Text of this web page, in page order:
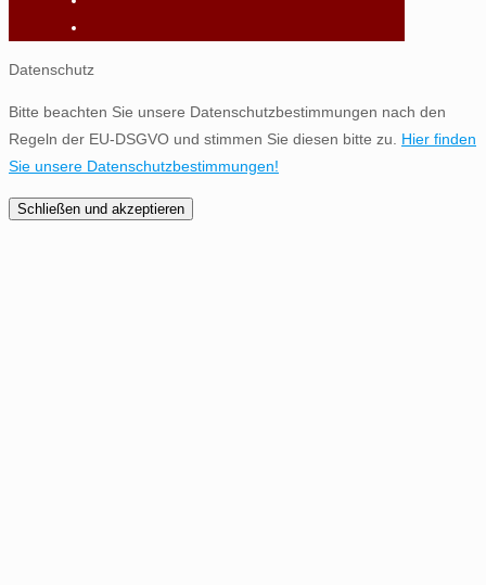
Datenschutz
Bitte beachten Sie unsere Datenschutzbestimmungen nach den
Regeln der EU-DSGVO und stimmen Sie diesen bitte zu. Hier finden
Sie unsere Datenschutzbestimmungen!
Schließen und akzeptieren